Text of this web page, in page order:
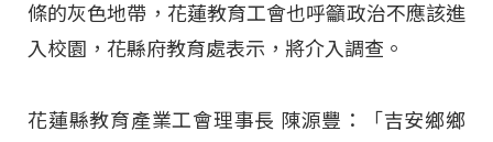
條的灰色地帶，花蓮教育工會也呼籲政治不應該進
入校園，花縣府教育處表示，將介入調查。
花蓮縣教育產業工會理事長 陳源豐：「吉安鄉鄉